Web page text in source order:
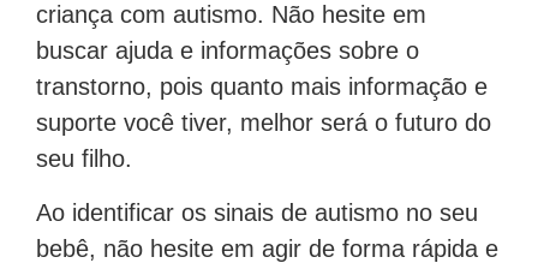
criança com autismo. Não hesite em
buscar ajuda e informações sobre o
transtorno, pois quanto mais informação e
suporte você tiver, melhor será o futuro do
seu filho.
Ao identificar os sinais de autismo no seu
bebê, não hesite em agir de forma rápida e